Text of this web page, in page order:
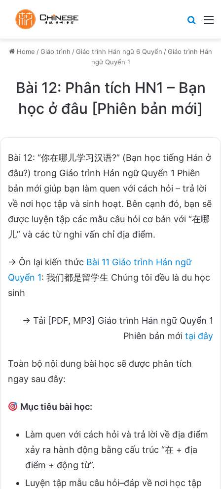
Home /Giáo trình /Giáo trình Hán ngữ 6 Quyển /Giáo trình Hán
ngữ Quyển 1
Bài 12: Phân tích HN1 – Bạn
học ở đâu [Phiên bản mới]
Bài 12: “你在哪儿学习汉语?” (Bạn học tiếng Hán ở
đâu?) trong Giáo trình Hán ngữ Quyển 1 Phiên
bản mới giúp bạn làm quen với cách hỏi – trả lời
về nơi học tập và sinh hoạt. Bên cạnh đó, bạn sẽ
được luyện tập các mẫu câu hỏi cơ bản với “在哪
儿” và các từ nghi vấn chỉ địa điểm.
→ Ôn lại kiến thức Bài 11 Giáo trình Hán ngữ
Quyển 1: 我们都是留学生 Chúng tôi đều là du học
sinh
→ Tải [PDF, MP3] Giáo trình Hán ngữ Quyển 1
Phiên bản mới tại đây
Toàn bộ nội dung bài học sẽ được phân tích
ngay sau đây:
Mục tiêu bài học:
Làm quen với cách hỏi và trả lời về địa điểm
xảy ra hành động bằng cấu trúc “在 + địa
điểm + động từ”.
Luyện tập mẫu câu hỏi–đáp về nơi học tập